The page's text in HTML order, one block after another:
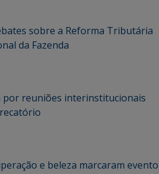
sobre a Reforma Tributária
da Fazenda
por reuniões interinstitucionais
e beleza marcaram evento